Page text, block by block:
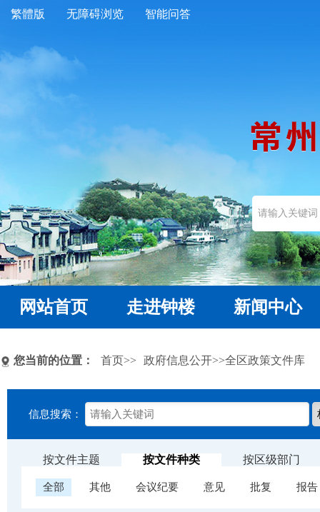
繁體版 无障碍浏览 智能问答
网站首页 走进钟楼 新闻中心
您当前的位置： 首页>> 政府信息公开>>全区政策文件库
信息搜索：
按文件主题 按文件种类 按区级部门
全部 其他 会议纪要 意见 批复 报告